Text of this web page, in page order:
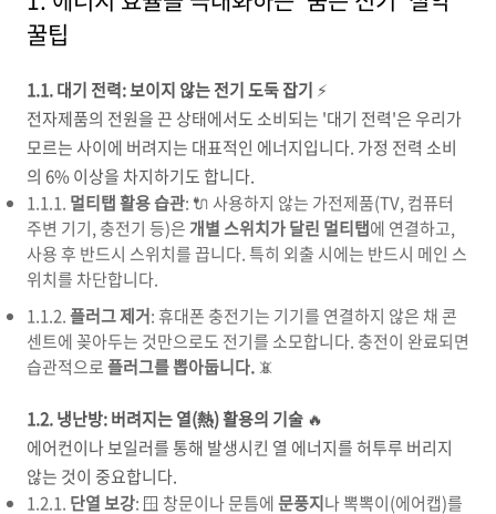
꿀팁
1.1. 대기 전력: 보이지 않는 전기 도둑 잡기 ⚡️
전자제품의 전원을 끈 상태에서도 소비되는 '대기 전력'은 우리가
모르는 사이에 버려지는 대표적인 에너지입니다. 가정 전력 소비
의 6% 이상을 차지하기도 합니다.
1.1.1. 멀티탭 활용 습관: 🔌 사용하지 않는 가전제품(TV, 컴퓨터
주변 기기, 충전기 등)은 개별 스위치가 달린 멀티탭에 연결하고,
사용 후 반드시 스위치를 끕니다. 특히 외출 시에는 반드시 메인 스
위치를 차단합니다.
1.1.2.플러그 제거: 휴대폰 충전기는 기기를 연결하지 않은 채 콘
센트에 꽂아두는 것만으로도 전기를 소모합니다. 충전이 완료되면
습관적으로플러그를 뽑아둡니다. 📵
1.2. 냉난방: 버려지는 열(熱) 활용의 기술 🔥
에어컨이나 보일러를 통해 발생시킨 열 에너지를 허투루 버리지
않는 것이 중요합니다.
1.2.1. 단열 보강: 🪟 창문이나 문틈에문풍지나 뽁뽁이(에어캡)를